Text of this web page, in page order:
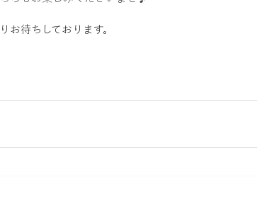
お待ちしております。